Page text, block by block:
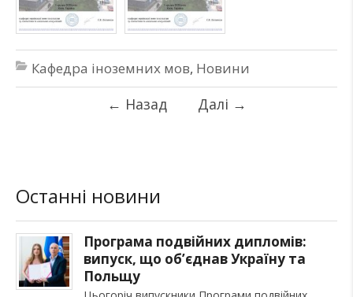
Кафедра іноземних мов, Новини
← Назад Далі →
Останні новини
Програма подвійних дипломів:
випуск, що об’єднав Україну та
Польщу